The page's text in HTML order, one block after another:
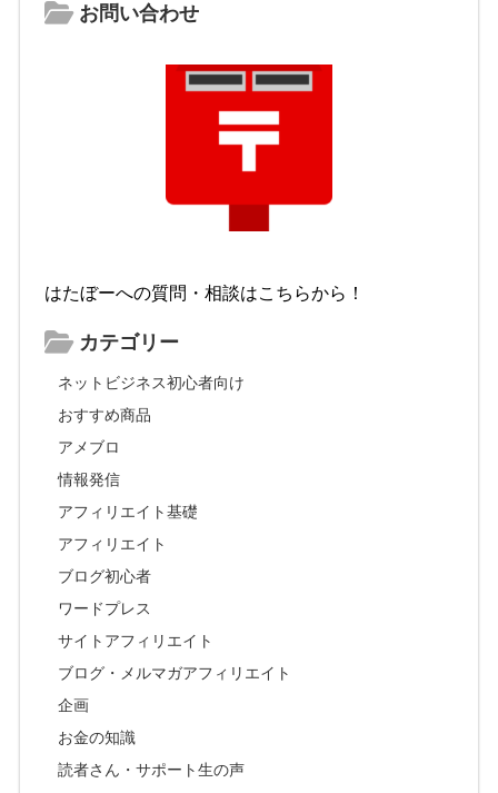
お問い合わせ
はたぼーへの質問・相談はこちらから！
カテゴリー
ネットビジネス初心者向け
おすすめ商品
アメブロ
情報発信
アフィリエイト基礎
アフィリエイト
ブログ初心者
ワードプレス
サイトアフィリエイト
ブログ・メルマガアフィリエイト
企画
お金の知識
読者さん・サポート生の声